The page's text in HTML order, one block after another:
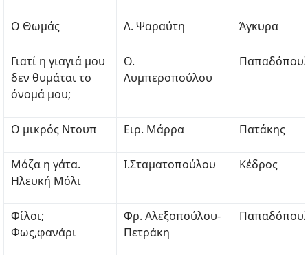
Ο Θωμάς Λ. Ψαραύτη Άγκυρα
Γιατί η γιαγιά μου
δεν θυμάται το
όνομά μου;
Ο.
Λυμπεροπούλου
Ο μικρός Ντουπ Ειρ. Μάρρα Πατάκης
Μόζα η γάτα.
Ηλευκή Μόλι
Ι.Σταματοπούλου Κέδρος
Φίλοι;
Φως,φανάρι
Φρ. Αλεξοπούλου-
Πετράκη